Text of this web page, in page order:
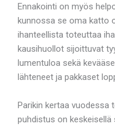
Ennakointi on myös
kunnossa se oma katto
ihanteellista toteuttaa
kausihuollot sijoittuvat
lumentuloa sekä
lähteneet ja pakkaset
Parikin kertaa vuodessa
puhdistus on keskeisellä